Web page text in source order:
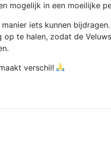
mogelijk in een moeilijke
iets kunnen
te halen, zodat de
verschil!